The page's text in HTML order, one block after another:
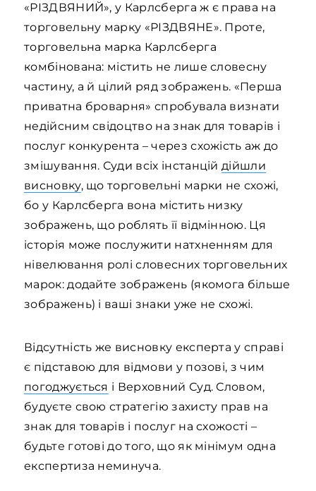
«РІЗДВЯНИЙ», у Карлсберга ж є права на
торговельну марку «РІЗДВЯНЕ». Проте,
торговельна марка Карлсберга
комбінована: містить не лише словесну
частину, а й цілий ряд зображень. «Перша
приватна броварня» спробувала визнати
недійсним свідоцтво на знак для товарів і
послуг конкурента – через схожість аж до
змішування. Суди всіх інстанційдійшли
висновку, що торговельні марки не схожі,
бо у Карлсберга вона містить низку
зображень, що роблять її відмінною. Ця
історія може послужити натхненням для
нівелювання ролі словесних торговельних
марок: додайте зображень (якомога більше
зображень) і ваші знаки уже не схожі.
Відсутність же висновку експерта у справі
є підставою для відмови у позові, з чим
погоджується і Верховний Суд. Словом,
будуєте свою стратегію захисту прав на
знак для товарів і послуг на схожості –
будьте готові до того, що як мінімум одна
експертиза неминуча.